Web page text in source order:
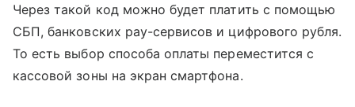
Через такой код можно будет платить с помощью
СБП, банковских pay-сервисов и цифрового рубля.
То есть выбор способа оплаты переместится с
кассовой зоны на экран смартфона.